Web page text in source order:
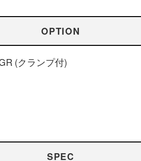
OPTION
(クランプ付)
SPEC